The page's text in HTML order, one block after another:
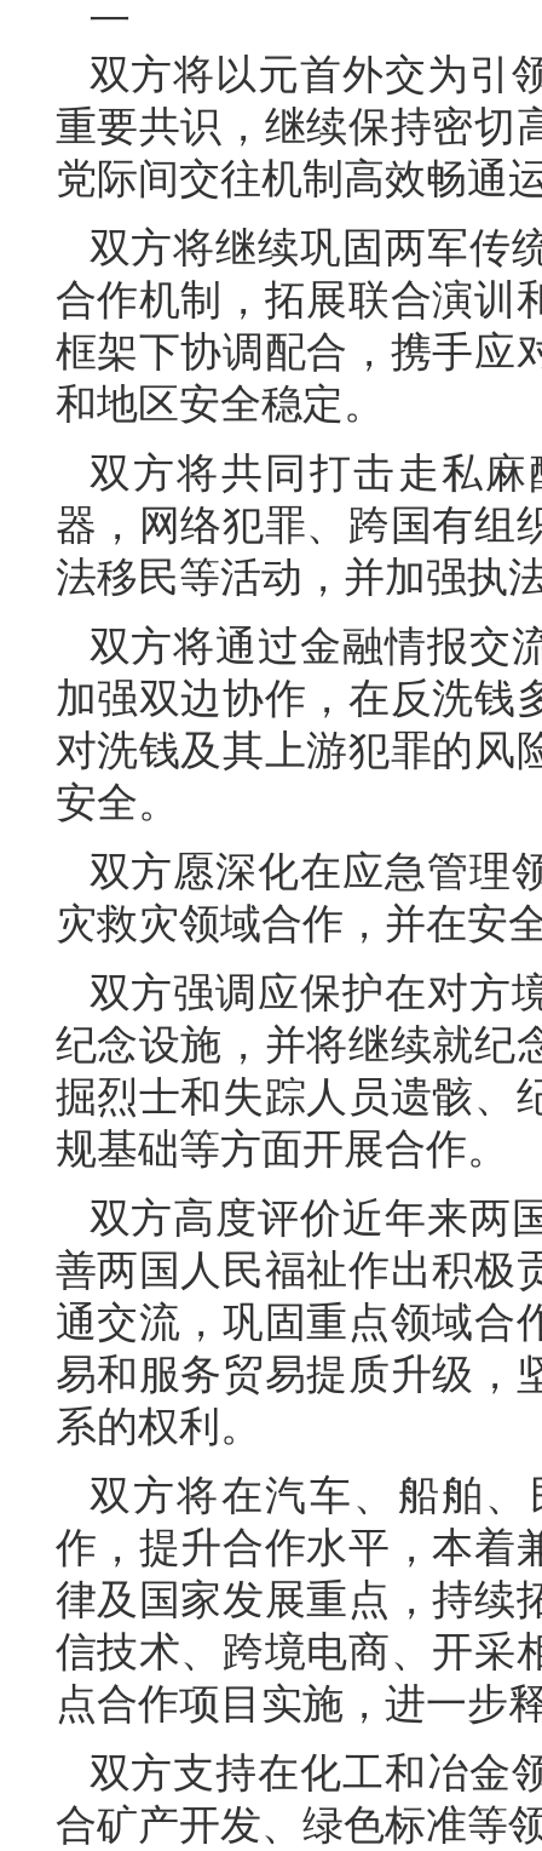
双方将以元首外交为引
重要共识，继续保持密切
党际间交往机制高效畅通
双方将继续巩固两军传
合作机制，拓展联合演训
框架下协调配合，携手应
和地区安全稳定。
双方将共同打击走私
器，网络犯罪、跨国有组
法移民等活动，并加强执
双方将通过金融情报交
加强双边协作，在反洗钱
对洗钱及其上游犯罪的风
安全。
双方愿深化在应急管理
灾救灾领域合作，并在安
双方强调应保护在对方
纪念设施，并将继续就纪
掘烈士和失踪人员遗骸、
规基础等方面开展合作。
双方高度评价近年来两
善两国人民福祉作出积极
通交流，巩固重点领域合
易和服务贸易提质升级，
系的权利。
双方将在汽车、船舶
作，提升合作水平，本着
律及国家发展重点，持续
信技术、跨境电商、开采
点合作项目实施，进一步
双方支持在化工和冶金
合矿产开发、绿色标准等